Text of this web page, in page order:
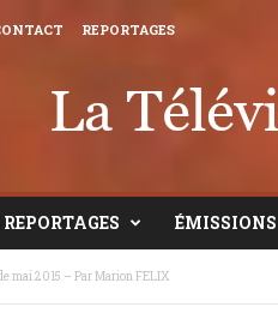
REPORTAGES
REPORTAGES ÉMISSIONS
mai 2015 – Par Marion FELIX